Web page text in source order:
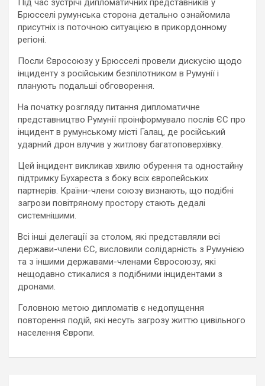
Під час зустрічі дипломатичних представників у
Брюсселі румунська сторона детально ознайомила
присутніх із поточною ситуацією в прикордонному
регіоні.
Посли Євросоюзу у Брюсселі провели дискусію щодо
інциденту з російським безпілотником в Румунії і
планують подальші обговорення.
На початку розгляду питання дипломатичне
представництво Румунії проінформувало послів ЄС про
інцидент в румунському місті Галац, де російський
ударний дрон влучив у житлову багатоповерхівку.
Цей інцидент викликав хвилю обурення та одностайну
підтримку Бухареста з боку всіх європейських
партнерів. Країни-члени союзу визнають, що подібні
загрози повітряному простору стають дедалі
системнішими.
Всі інші делегації за столом, які представляли всі
держави-члени ЄС, висловили солідарність з Румунією
та з іншими державами-членами Євросоюзу, які
нещодавно стикалися з подібними інцидентами з
дронами.
Головною метою дипломатів є недопущення
повторення подій, які несуть загрозу життю цивільного
населення Європи.